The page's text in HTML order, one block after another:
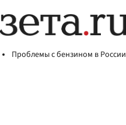
Проблемы с бензином в России